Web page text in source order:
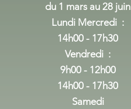
du 1 mars au 28 juin
Lundi Mercredi :
14h00 - 17h30
Vendredi :
9h00 - 12h00
14h00 - 17h30
Samedi